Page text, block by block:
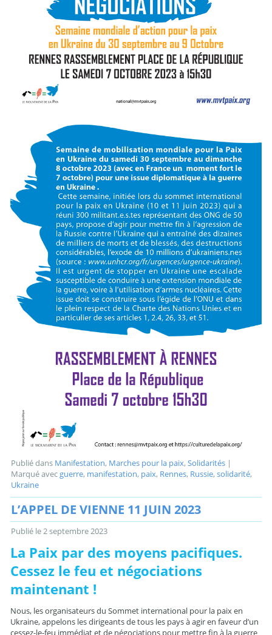
Publié dans Manifestation, Marches pour la paix,Solidarités |
Marqué avec guerre, manifestation, paix, Rennes, Russie,solidarité,
Ukraine
L’APPEL DE VIENNE 11 JUIN 2023
Publié le2 septembre 2023
La Paix par des moyens pacifiques.
Cessez le feu et négociations
maintenant !
Nous, les organisateurs du Sommet international pour la paix en
Ukraine, appelons les dirigeants de tous les pays à agir en faveur d’un
cessez-le-feu immédiat et de négociations pour mettre fin à la guerre